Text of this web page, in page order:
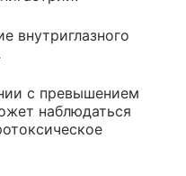
внутриглазного
с превышением
наблюдаться